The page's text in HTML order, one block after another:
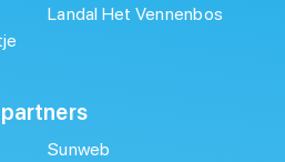
Landal Het Vennenbos
Sunweb